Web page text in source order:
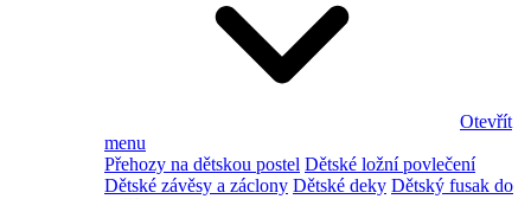
Otevřít
menu
Přehozy na dětskou postel Dětské ložní povlečení
Dětské závěsy a záclony Dětské deky Dětský fusak do